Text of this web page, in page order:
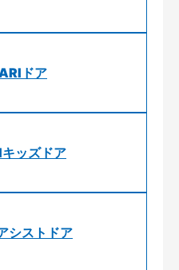
ドア
ッズドア
シストドア